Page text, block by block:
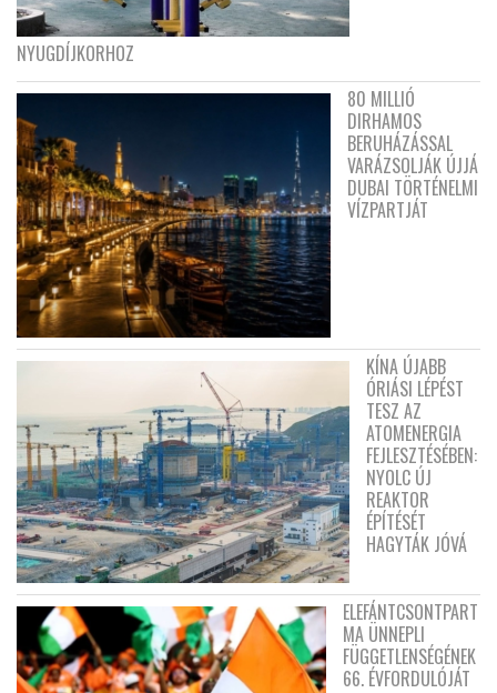
NYUGDÍJKORHOZ
80 MILLIÓ
DIRHAMOS
BERUHÁZÁSSAL
VARÁZSOLJÁK ÚJJÁ
DUBAI TÖRTÉNELMI
VÍZPARTJÁT
KÍNA ÚJABB
ÓRIÁSI LÉPÉST
TESZ AZ
ATOMENERGIA
FEJLESZTÉSÉBEN:
NYOLC ÚJ
REAKTOR
ÉPÍTÉSÉT
HAGYTÁK JÓVÁ
ELEFÁNTCSONTPART
MA ÜNNEPLI
FÜGGETLENSÉGÉNEK
66. ÉVFORDULÓJÁT